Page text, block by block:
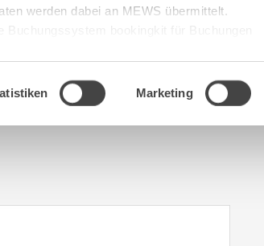
werden dabei an MEWS übermittelt.
Marketing
| erforderliche Informationen | Información requerida